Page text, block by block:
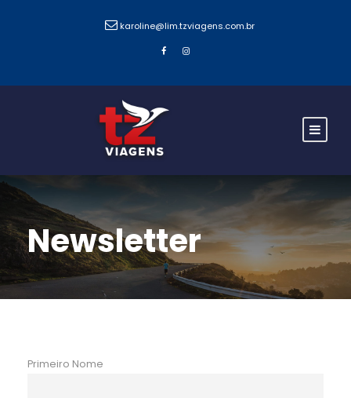
karoline@lim.tzviagens.com.br
Newsletter
Primeiro Nome